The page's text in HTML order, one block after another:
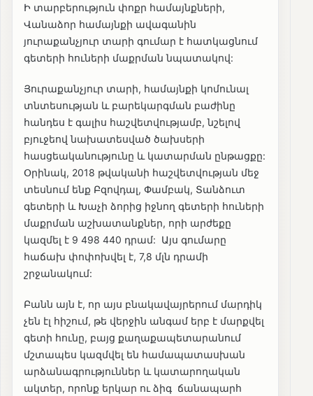
Ի տարբերություն փոքր համայնքների,
Վանաձոր համայնքի ավագանին
յուրաքանչյուր տարի գումար է հատկացնում
գետերի հուների մաքրման նպատակով:
Յուրաքանչյուր տարի, համայնքի կոմունալ
տնտեսության և բարեկարգման բաժինը
հանդես է գալիս հաշվետվությամբ, նշելով
բյուջեով նախատեսված ծախսերի
հասցեականությունը և կատարման ընթացքը:
Օրինակ, 2018 թվականի հաշվետվության մեջ
տեսնում ենք Բզովդալ, Փամբակ, Տանձուտ
գետերի և Խաչի ձորից իջնող գետերի հուների
մաքրման աշխատանքներ, որի արժեքը
կազմել է 9 498 440 դրամ: Այս գումարը
հաճախ փոփոխվել է, 7,8 մլն դրամի
շրջանակում:
Բանն այն է, որ այս բնակավայրերում մարդիկ
չեն էլ հիշում, թե վերջին անգամ երբ է մարքվել
գետի հունը, բայց քաղաքապետարանում
մշտապես կազմվել են համապատասխան
արձանագրություններ և կատարողական
ակտեր, որոնք երկար ու ձիգ ճանապարհ